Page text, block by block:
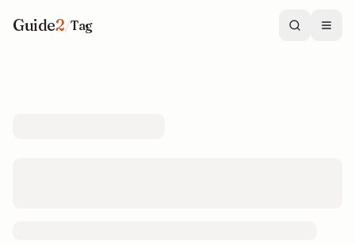
Guide2/Tag